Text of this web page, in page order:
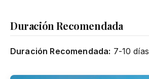
Duración Recomendada
Duración Recomendada: 7-10 días